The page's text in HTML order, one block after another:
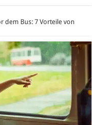
dem Bus: 7 Vorteile von